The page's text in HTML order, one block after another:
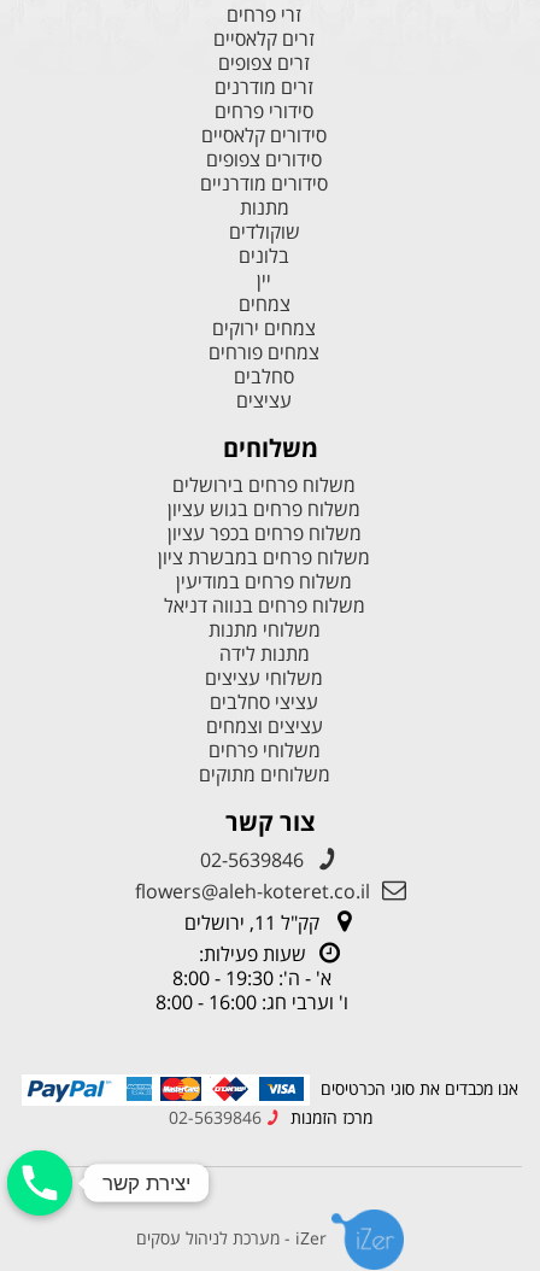
זרי פרחים
זרים קלאסיים
זרים צפופים
זרים מודרנים
סידורי פרחים
סידורים קלאסיים
סידורים צפופים
סידורים מודרניים
מתנות
שוקולדים
בלונים
יין
צמחים
צמחים ירוקים
צמחים פורחים
סחלבים
עציצים
משלוחים
משלוח פרחים בירושלים
משלוח פרחים בגוש עציון
משלוח פרחים בכפר עציון
משלוח פרחים במבשרת ציון
משלוח פרחים במודיעין
משלוח פרחים בנווה דניאל
משלוחי מתנות
מתנות לידה
משלוחי עציצים
עציצי סחלבים
עציצים וצמחים
משלוחי פרחים
משלוחים מתוקים
צור קשר
02-5639846
flowers@aleh-koteret.co.il
קק"ל 11, ירושלים
שעות פעילות:
א' - ה': 19:30 - 8:00
ו' וערבי חג: 16:00 - 8:00
אנו מכבדים את סוגי הכרטיסים
מרכז הזמנות
02-5639846
iZer - מערכת לניהול עסקים
יצירת קשר
יצירת קשר